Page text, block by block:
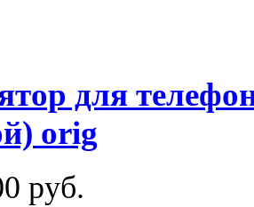
для
orig
руб.